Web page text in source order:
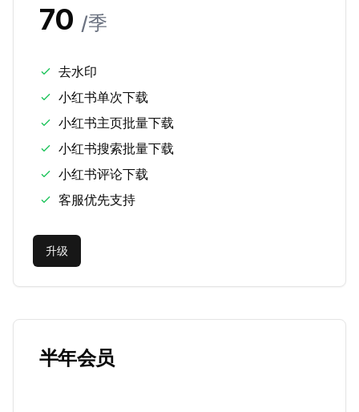
70 /季
去水印
小红书单次下载
小红书主页批量下载
小红书搜索批量下载
小红书评论下载
客服优先支持
升级
半年会员